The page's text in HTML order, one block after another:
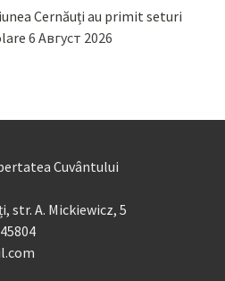
Cernăuți au primit seturi
6 Август 2026
Cuvântului
str. A. Mickiewicz, 5